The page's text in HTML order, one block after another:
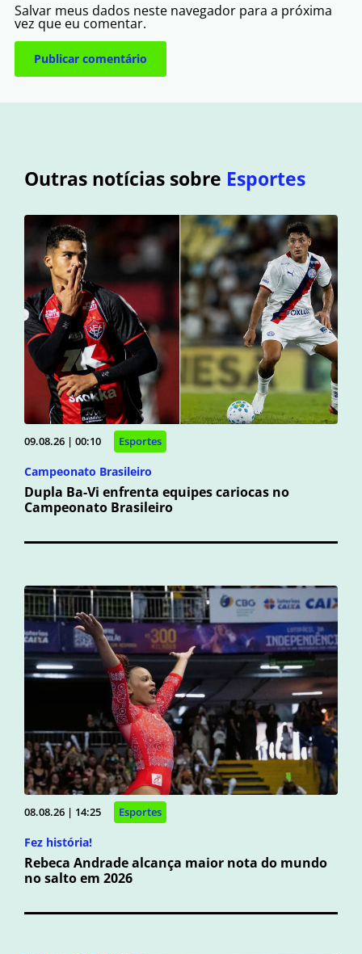
Salvar meus dados neste navegador para a próxima
vez que eu comentar.
Outras notícias sobre Esportes
09.08.26 | 00:10 Esportes
Campeonato Brasileiro
Dupla Ba-Vi enfrenta equipes cariocas no
Campeonato Brasileiro
08.08.26 | 14:25 Esportes
Fez história!
Rebeca Andrade alcança maior nota do mundo
no salto em 2026